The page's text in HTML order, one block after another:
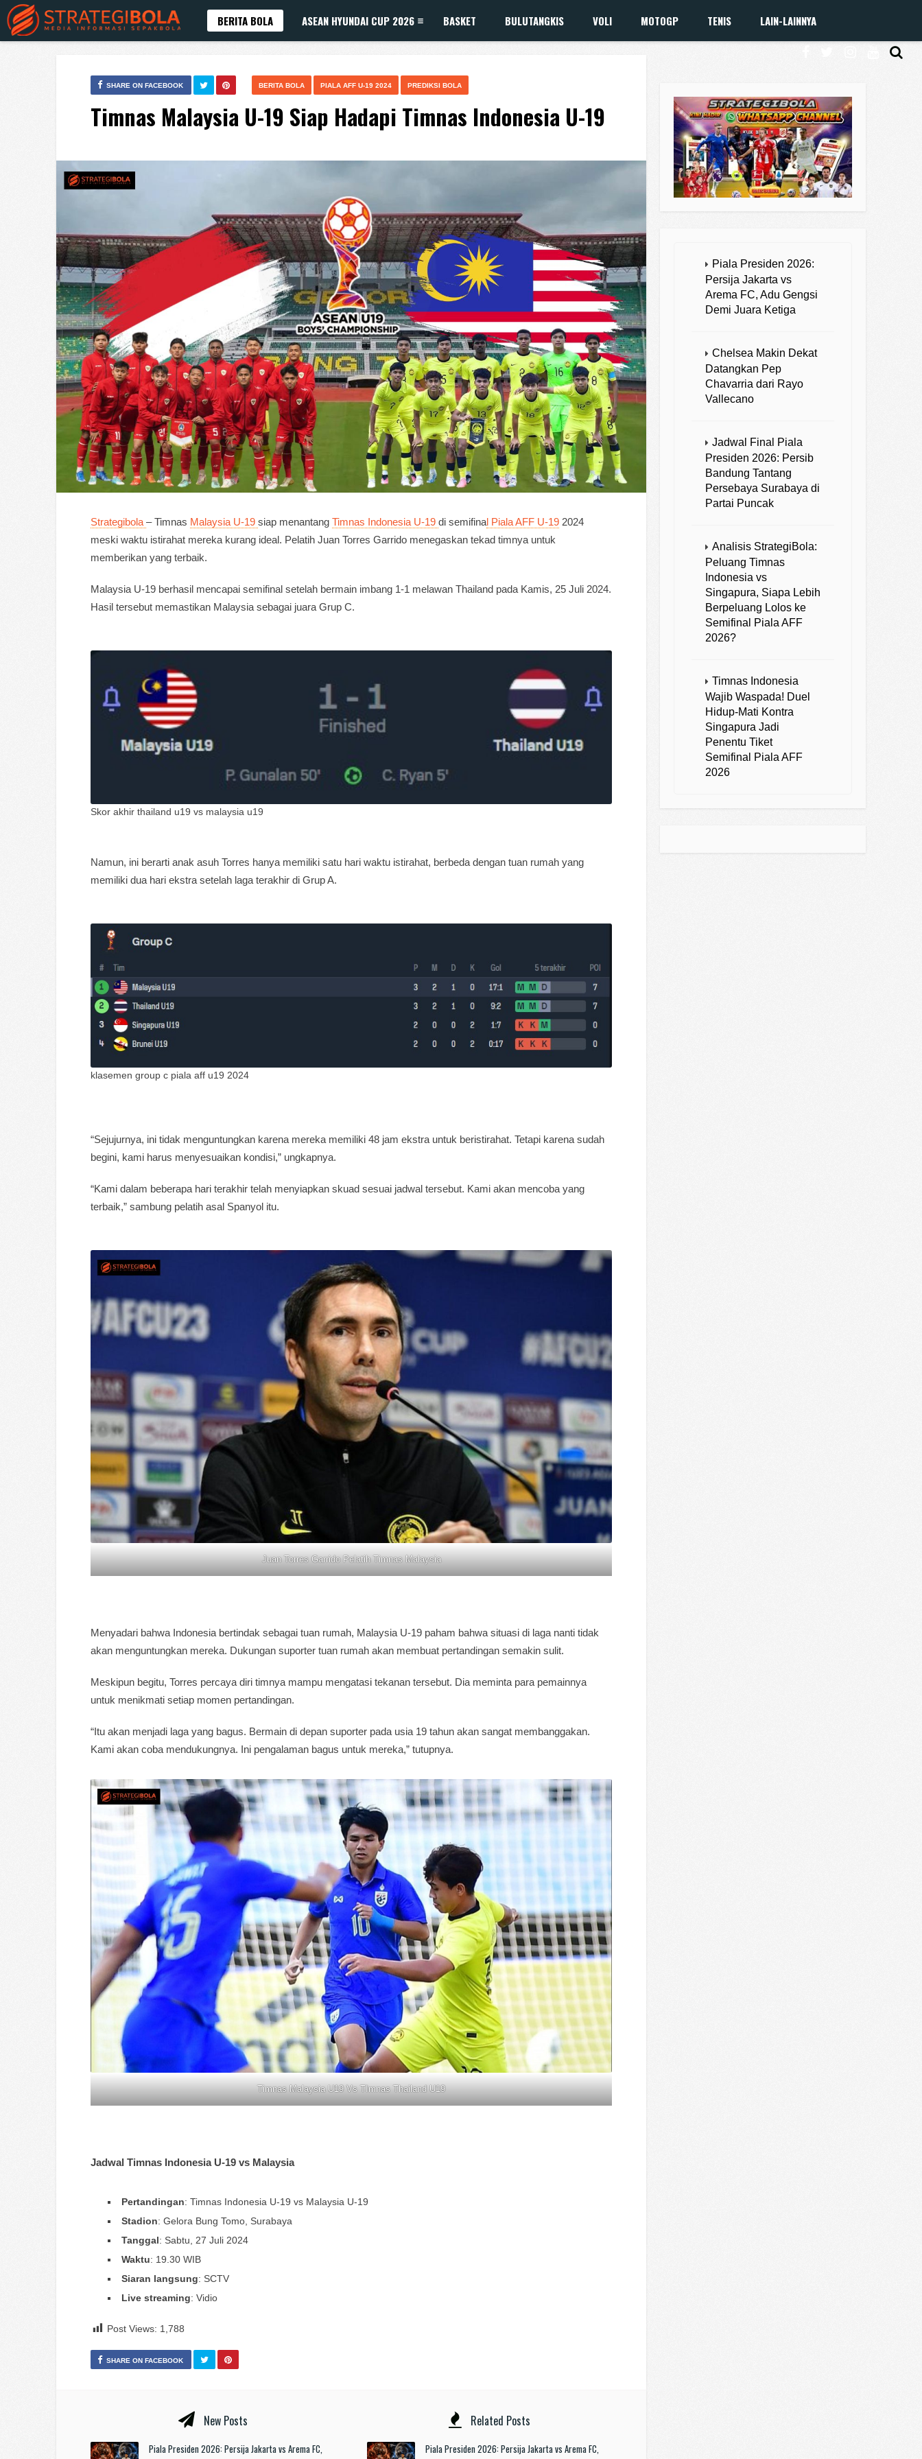
BERITA BOLA ASEAN HYUNDAI CUP 2026 BASKET BULUTANGKIS VOLI MOTOGP TENIS LAIN-LAINNYA
BERITA BOLA PIALA AFF U-19 2024 PREDIKSI BOLA
SHARE ON FACEBOOK
Timnas Malaysia U-19 Siap Hadapi Timnas Indonesia U-19
Strategibola – Timnas Malaysia U-19 siap menantang Timnas Indonesia U-19 di semifinal Piala AFF U-19 2024
meski waktu istirahat mereka kurang ideal. Pelatih Juan Torres Garrido menegaskan tekad timnya untuk
memberikan yang terbaik.
Malaysia U-19 berhasil mencapai semifinal setelah bermain imbang 1-1 melawan Thailand pada Kamis, 25 Juli 2024.
Hasil tersebut memastikan Malaysia sebagai juara Grup C.
Skor akhir thailand u19 vs malaysia u19
Namun, ini berarti anak asuh Torres hanya memiliki satu hari waktu istirahat, berbeda dengan tuan rumah yang
memiliki dua hari ekstra setelah laga terakhir di Grup A.
klasemen group c piala aff u19 2024
“Sejujurnya, ini tidak menguntungkan karena mereka memiliki 48 jam ekstra untuk beristirahat. Tetapi karena sudah
begini, kami harus menyesuaikan kondisi,” ungkapnya.
“Kami dalam beberapa hari terakhir telah menyiapkan skuad sesuai jadwal tersebut. Kami akan mencoba yang
terbaik,” sambung pelatih asal Spanyol itu.
Juan Torres Garrido Pelatih Timnas Malaysia
Menyadari bahwa Indonesia bertindak sebagai tuan rumah, Malaysia U-19 paham bahwa situasi di laga nanti tidak
akan menguntungkan mereka. Dukungan suporter tuan rumah akan membuat pertandingan semakin sulit.
Meskipun begitu, Torres percaya diri timnya mampu mengatasi tekanan tersebut. Dia meminta para pemainnya
untuk menikmati setiap momen pertandingan.
“Itu akan menjadi laga yang bagus. Bermain di depan suporter pada usia 19 tahun akan sangat membanggakan.
Kami akan coba mendukungnya. Ini pengalaman bagus untuk mereka,” tutupnya.
Timnas Malaysia U19 Vs TImnas Thailand U19
Jadwal Timnas Indonesia U-19 vs Malaysia
Pertandingan: Timnas Indonesia U-19 vs Malaysia U-19
Stadion: Gelora Bung Tomo, Surabaya
Tanggal: Sabtu, 27 Juli 2024
Waktu: 19.30 WIB
Siaran langsung: SCTV
Live streaming: Vidio
Post Views: 1,788
SHARE ON FACEBOOK
New Posts
Piala Presiden 2026: Persija Jakarta vs Arema FC,
Related Posts
Piala Presiden 2026: Persija Jakarta vs Arema FC,
Piala Presiden 2026:
Persija Jakarta vs
Arema FC, Adu Gengsi
Demi Juara Ketiga
Chelsea Makin Dekat
Datangkan Pep
Chavarria dari Rayo
Vallecano
Jadwal Final Piala
Presiden 2026: Persib
Bandung Tantang
Persebaya Surabaya di
Partai Puncak
Analisis StrategiBola:
Peluang Timnas
Indonesia vs
Singapura, Siapa Lebih
Berpeluang Lolos ke
Semifinal Piala AFF
2026?
Timnas Indonesia
Wajib Waspada! Duel
Hidup-Mati Kontra
Singapura Jadi
Penentu Tiket
Semifinal Piala AFF
2026